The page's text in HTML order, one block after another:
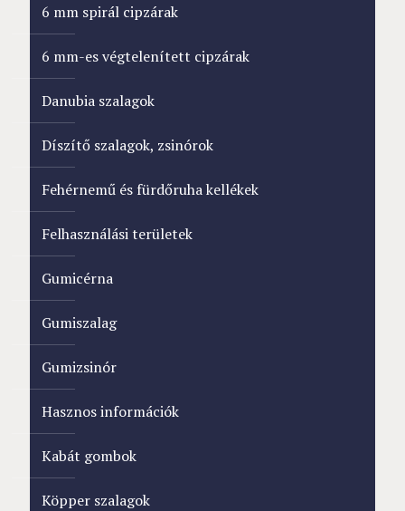
6 mm spirál cipzárak
6 mm-es végtelenített cipzárak
Danubia szalagok
Díszítő szalagok, zsinórok
Fehérnemű és fürdőruha kellékek
Felhasználási területek
Gumicérna
Gumiszalag
Gumizsinór
Hasznos információk
Kabát gombok
Köpper szalagok